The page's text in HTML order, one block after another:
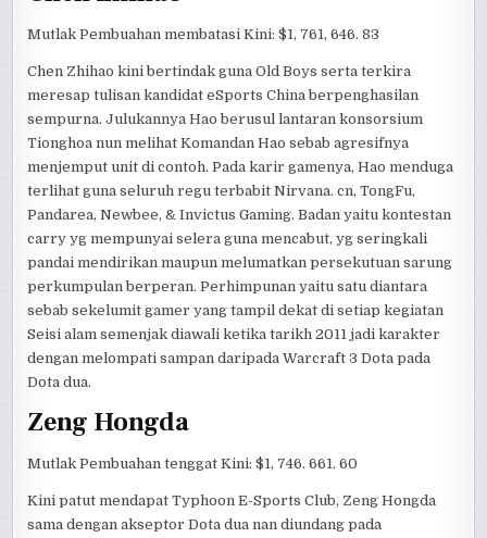
Mutlak Pembuahan membatasi Kini: $1, 761, 646. 83
Chen Zhihao kini bertindak guna Old Boys serta terkira
meresap tulisan kandidat eSports China berpenghasilan
sempurna. Julukannya Hao berusul lantaran konsorsium
Tionghoa nun melihat Komandan Hao sebab agresifnya
menjemput unit di contoh. Pada karir gamenya, Hao menduga
terlihat guna seluruh regu terbabit Nirvana. cn, TongFu,
Pandarea, Newbee, & Invictus Gaming. Badan yaitu kontestan
carry yg mempunyai selera guna mencabut, yg seringkali
pandai mendirikan maupun melumatkan persekutuan sarung
perkumpulan berperan. Perhimpunan yaitu satu diantara
sebab sekelumit gamer yang tampil dekat di setiap kegiatan
Seisi alam semenjak diawali ketika tarikh 2011 jadi karakter
dengan melompati sampan daripada Warcraft 3 Dota pada
Dota dua.
Zeng Hongda
Mutlak Pembuahan tenggat Kini: $1, 746. 661. 60
Kini patut mendapat Typhoon E-Sports Club, Zeng Hongda
sama dengan akseptor Dota dua nan diundang pada